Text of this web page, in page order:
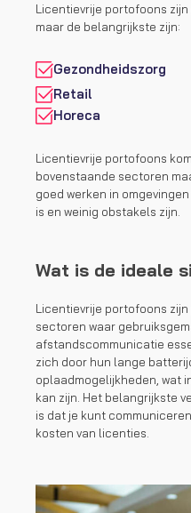
Licentievrije portofoons
maar de belangrijkste zijn:
Gezondheidszorg
Retail
Horeca
Licentievrije portofoons
bovenstaande sectoren
goed werken in
is en weinig obstakels zijn.
Wat is de ideale
Licentievrije portofoons
sectoren waar
afstandscommunicatie
zich door hun lange
oplaadmogelijkheden, wat
kan zijn. Het belangrijkste
is dat je kunt
kosten van licenties.